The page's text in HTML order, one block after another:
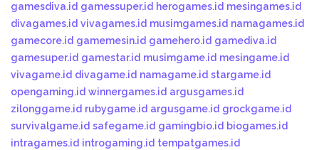
gamesdiva.id gamessuper.id herogames.id mesingames.id
divagames.id vivagames.id musimgames.id namagames.id
gamecore.id gamemesin.id gamehero.id gamediva.id
gamesuper.id gamestar.id musimgame.id mesingame.id
vivagame.id divagame.id namagame.id stargame.id
opengaming.id winnergames.id argusgames.id
zilonggame.id rubygame.id argusgame.id grockgame.id
survivalgame.id safegame.id gamingbio.id biogames.id
intragames.id introgaming.id tempatgames.id